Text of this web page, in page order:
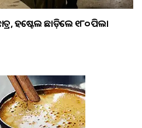
ହଷ୍ଟେଲ ଛାଡ଼ିଲେ ୧୮୦ ପିଲା